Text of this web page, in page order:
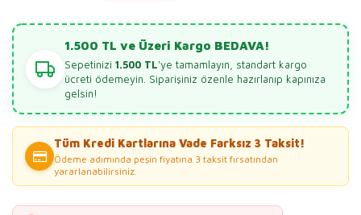
1.500 TL ve Üzeri Kargo BEDAVA!
Sepetinizi 1.500 TL'ye tamamlayın, standart kargo
ücreti ödemeyin. Siparişiniz özenle hazırlanıp kapınıza
gelsin!
Tüm Kredi Kartlarına Vade Farksız 3 Taksit!
Ödeme adımında peşin fiyatına 3 taksit fırsatından
yararlanabilirsiniz.